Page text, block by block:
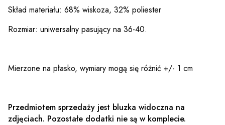
Skład materiału: 68% wiskoza, 32% poliester
Rozmiar: uniwersalny pasujący na 36-40.
Mierzone na płasko, wymiary mogą się różnić +/- 1 cm
Przedmiotem sprzedaży jest bluzka widoczna na
zdjęciach. Pozostałe dodatki nie są w komplecie.